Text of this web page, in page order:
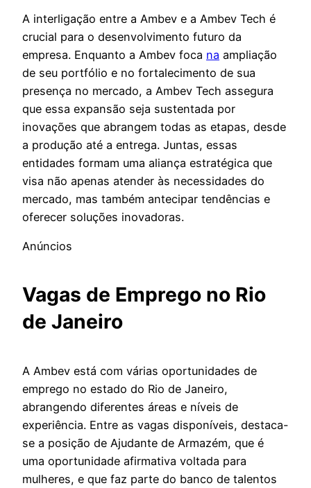
A interligação entre a Ambev e a Ambev Tech é
crucial para o desenvolvimento futuro da
empresa. Enquanto a Ambev foca na ampliação
de seu portfólio e no fortalecimento de sua
presença no mercado, a Ambev Tech assegura
que essa expansão seja sustentada por
inovações que abrangem todas as etapas, desde
a produção até a entrega. Juntas, essas
entidades formam uma aliança estratégica que
visa não apenas atender às necessidades do
mercado, mas também antecipar tendências e
oferecer soluções inovadoras.
Anúncios
Vagas de Emprego no Rio
de Janeiro
A Ambev está com várias oportunidades de
emprego no estado do Rio de Janeiro,
abrangendo diferentes áreas e níveis de
experiência. Entre as vagas disponíveis, destaca-
se a posição de Ajudante de Armazém, que é
uma oportunidade afirmativa voltada para
mulheres, e que faz parte do banco de talentos